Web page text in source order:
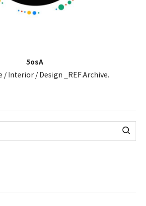
5osA
/ Interior / Design _REF.Archive.